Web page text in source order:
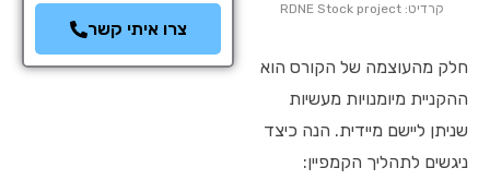
קרדיט: RDNE Stock project
חלק מהעוצמה של הקורס הוא
ההקניית מיומנויות מעשיות
שניתן ליישם מיידית. הנה כיצד
ניגשים לתהליך הקמפיין:
צרו איתי קשר